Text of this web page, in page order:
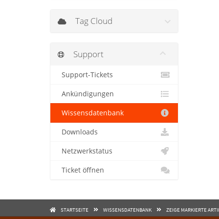
Tag Cloud
Support
Support-Tickets
Ankündigungen
Wissensdatenbank
Downloads
Netzwerkstatus
Ticket öffnen
STARTSEITE WISSENSDATENBANK ZEIGE MARKIERTE